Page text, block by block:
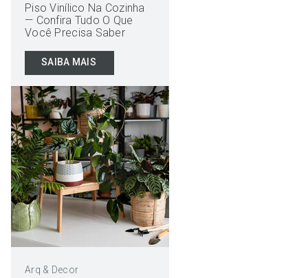
Piso Vinílico Na Cozinha
— Confira Tudo O Que
Você Precisa Saber
SAIBA MAIS
Arq & Decor